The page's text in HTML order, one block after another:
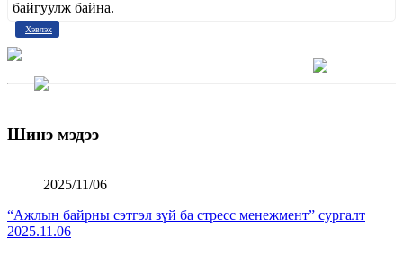
байгуулж байна.
Хэвлэх
Шинэ мэдээ
2025/11/06
“Ажлын байрны сэтгэл зүй ба стресс менежмент” сургалт
2025.11.06